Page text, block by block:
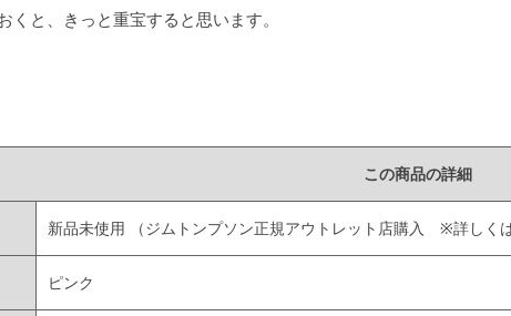
くと、きっと重宝すると思います。
この商品の詳細
新品未使用 （ジムトンプソン正規アウトレット店購入 ※詳しく
ピンク